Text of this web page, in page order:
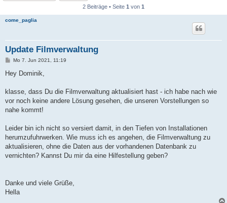
2 Beiträge • Seite 1 von 1
come_paglia
Update Filmverwaltung
B
i
a
Mo 7. Jun 2021, 11:19
Hey Dominik,
klasse, dass Du die Filmverwaltung aktualisiert hast - ich habe nach wie
vor noch keine andere Lösung gesehen, die unseren Vorstellungen so
nahe kommt!
Leider bin ich nicht so versiert damit, in den Tiefen von Installationen
herumzufuhrwerken. Wie muss ich es angehen, die Filmverwaltung zu
aktualisieren, ohne die Daten aus der vorhandenen Datenbank zu
vernichten? Kannst Du mir da eine Hilfestellung geben?
Danke und viele Grüße,
Hella